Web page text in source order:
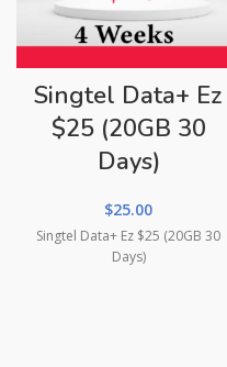
Singtel Data+ Ez
$25 (20GB 30
Days)
$25.00
Singtel Data+ Ez $25 (20GB 30
Days)